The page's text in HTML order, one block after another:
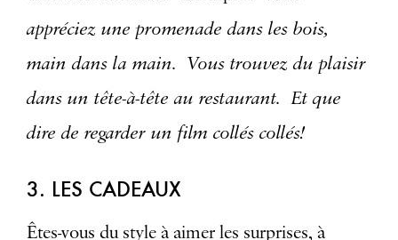
appréciez une promenade dans les bois,
main dans la main. Vous trouvez du plaisir
dans un tête-à-tête au restaurant. Et que
dire de regarder un film collés collés!
3. LES CADEAUX
Êtes-vous du style à aimer les surprises, à